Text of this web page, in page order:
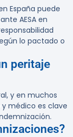
España puede
AESA en
lo pactado o
peritaje
y en muchos
médico es clave